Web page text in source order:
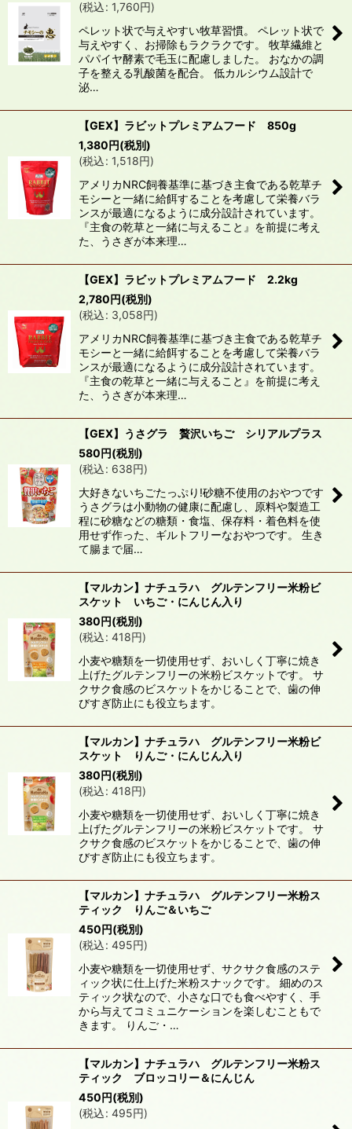
(税込: 1,760円)
ペレット状で与えやすい牧草習慣。 ペレット状で
与えやすく、お掃除もラクラクです。 牧草繊維と
パパイヤ酵素で毛玉に配慮しました。 おなかの調
子を整える乳酸菌を配合。 低カルシウム設計で
泌…
【GEX】ラビットプレミアムフード 850g
1,380円(税別)
(税込: 1,518円)
アメリカNRC飼養基準に基づき主食である乾草チ
モシーと一緒に給餌することを考慮して栄養バラ
ンスが最適になるように成分設計されています。
『主食の乾草と一緒に与えること』を前提に考え
た、うさぎが本来理…
【GEX】ラビットプレミアムフード 2.2kg
2,780円(税別)
(税込: 3,058円)
アメリカNRC飼養基準に基づき主食である乾草チ
モシーと一緒に給餌することを考慮して栄養バラ
ンスが最適になるように成分設計されています。
『主食の乾草と一緒に与えること』を前提に考え
た、うさぎが本来理…
【GEX】うさグラ 贅沢いちご シリアルプラス
580円(税別)
(税込: 638円)
大好きないちごたっぷり!砂糖不使用のおやつです
うさグラは小動物の健康に配慮し、原料や製造工
程に砂糖などの糖類・食塩、保存料・着色料を使
用せず作った、ギルトフリーなおやつです。 生き
て腸まで届…
【マルカン】ナチュラハ グルテンフリー米粉ビ
スケット いちご・にんじん入り
380円(税別)
(税込: 418円)
小麦や糖類を一切使用せず、おいしく丁寧に焼き
上げたグルテンフリーの米粉ビスケットです。 サ
クサク食感のビスケットをかじることで、歯の伸
びすぎ防止にも役立ちます。
【マルカン】ナチュラハ グルテンフリー米粉ビ
スケット りんご・にんじん入り
380円(税別)
(税込: 418円)
小麦や糖類を一切使用せず、おいしく丁寧に焼き
上げたグルテンフリーの米粉ビスケットです。 サ
クサク食感のビスケットをかじることで、歯の伸
びすぎ防止にも役立ちます。
【マルカン】ナチュラハ グルテンフリー米粉ス
ティック りんご＆いちご
450円(税別)
(税込: 495円)
小麦や糖類を一切使用せず、サクサク食感のステ
ィック状に仕上げた米粉スナックです。 細めのス
ティック状なので、小さな口でも食べやすく、手
から与えてコミュニケーションを楽しむこともで
きます。 りんご・…
【マルカン】ナチュラハ グルテンフリー米粉ス
ティック ブロッコリー＆にんじん
450円(税別)
(税込: 495円)